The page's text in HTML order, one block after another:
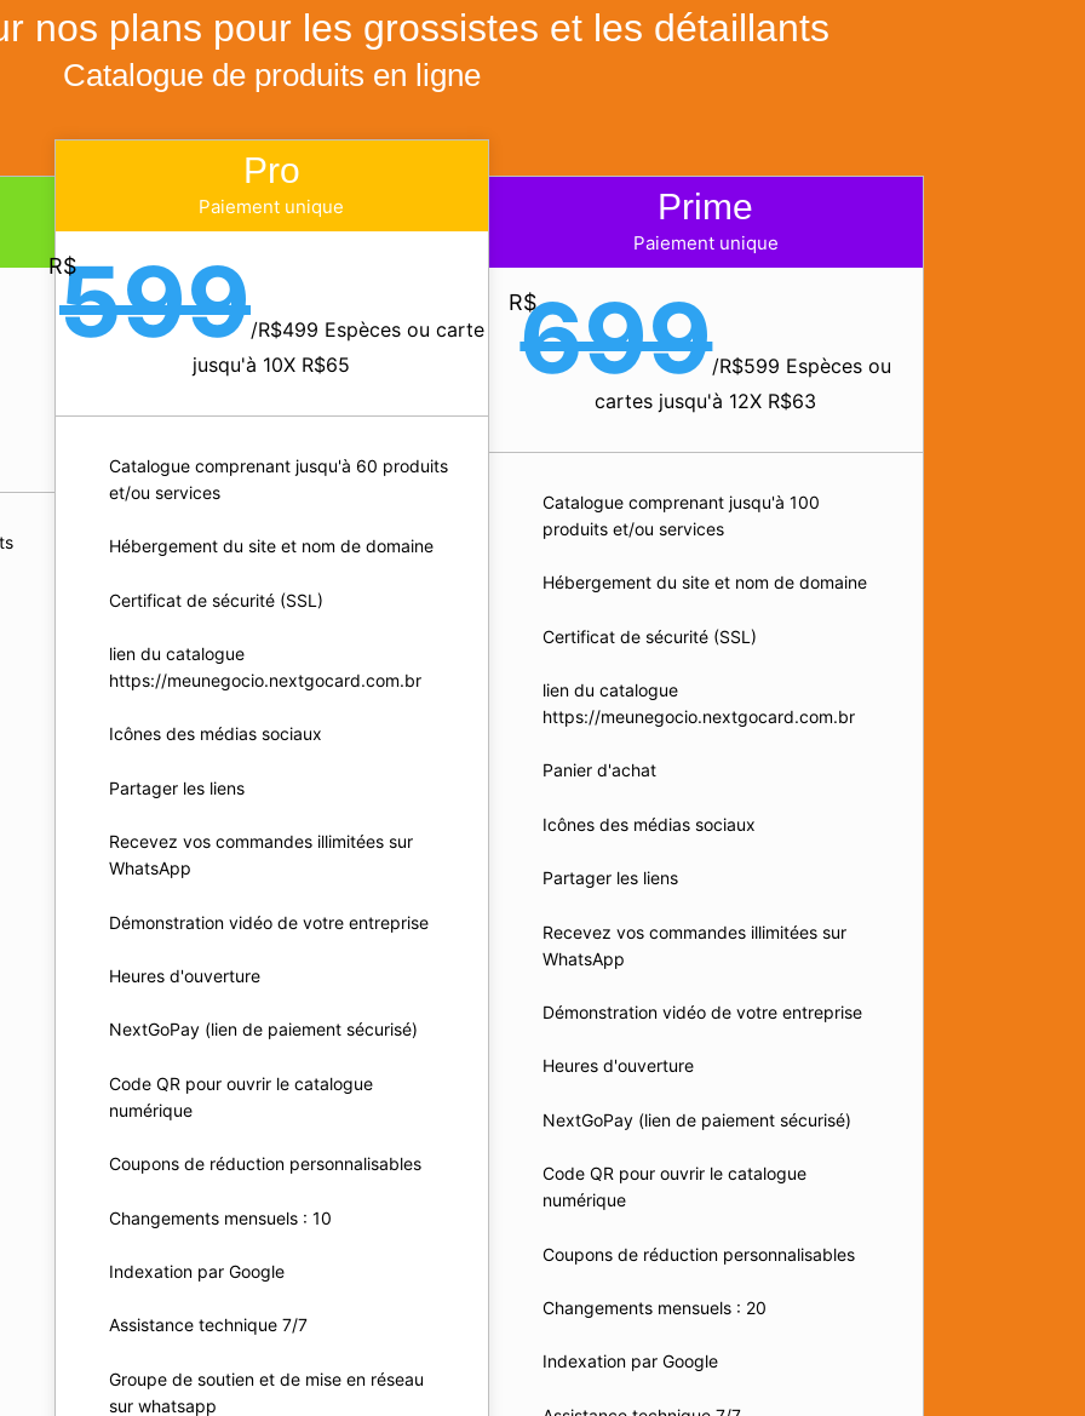
nos plans pour les grossistes et les détaillants
Catalogue de produits en ligne
Pro
Paiement unique
R$
599/R$499 Espèces ou carte
jusqu'à 10X R$65
Catalogue comprenant jusqu'à 60 produits
et/ou services
Hébergement du site et nom de domaine
Certificat de sécurité (SSL)
lien du catalogue
https://meunegocio.nextgocard.com.br
Icônes des médias sociaux
Partager les liens
Recevez vos commandes illimitées sur
WhatsApp
Démonstration vidéo de votre entreprise
Heures d'ouverture
NextGoPay (lien de paiement sécurisé)
Code QR pour ouvrir le catalogue
numérique
Coupons de réduction personnalisables
Changements mensuels : 10
Indexation par Google
Assistance technique 7/7
Groupe de soutien et de mise en réseau
sur whatsapp
Prime
Paiement unique
R$
699/R$599 Espèces ou
cartes jusqu'à 12X R$63
Catalogue comprenant jusqu'à 100
produits et/ou services
Hébergement du site et nom de domaine
Certificat de sécurité (SSL)
lien du catalogue
https://meunegocio.nextgocard.com.br
Panier d'achat
Icônes des médias sociaux
Partager les liens
Recevez vos commandes illimitées sur
WhatsApp
Démonstration vidéo de votre entreprise
Heures d'ouverture
NextGoPay (lien de paiement sécurisé)
Code QR pour ouvrir le catalogue
numérique
Coupons de réduction personnalisables
Changements mensuels : 20
Indexation par Google